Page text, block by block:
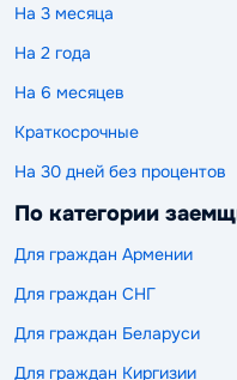
На 3 месяца
На 2 года
На 6 месяцев
Краткосрочные
На 30 дней без процентов
По категории
Для граждан Армении
Для граждан СНГ
Для граждан Беларуси
Для граждан Киргизии